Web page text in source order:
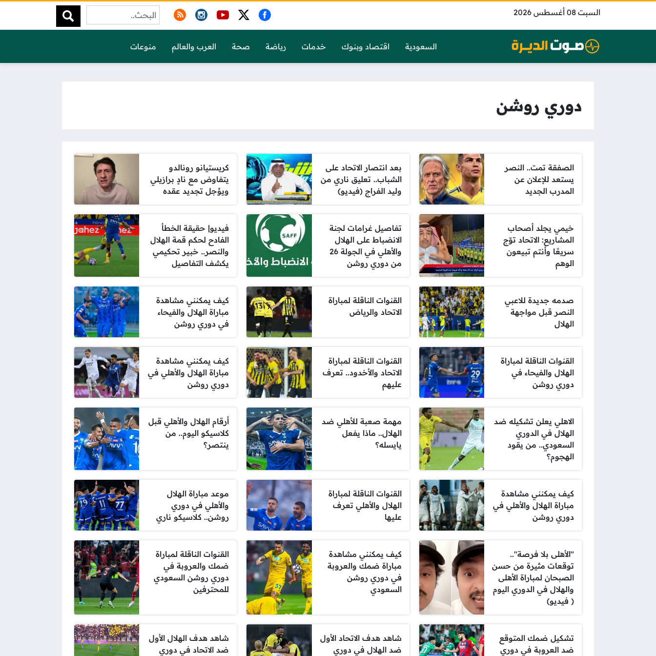
السبت 08 أغسطس 2026
السعودية اقتصاد وبنوك خدمات رياضة صحة العرب والعالم منوعات
دوري روشن
الصفقة تمت.. النصر
يستعد للإعلان عن
المدرب الجديد
بعد انتصار الاتحاد على
الشباب.. تعليق ناري من
وليد الفراج (فيديو)
كريستيانو رونالدو
يتفاوض مع نادٍ برازيلي
ويؤجل تجديد عقده
خيمي يجلد أصحاب
المشاريع: الاتحاد توّج
سريعًا وأنتم تبيعون
الوهم
تفاصيل غرامات لجنة
الانضباط على الهلال
والأهلي في الجولة 26
من دوري روشن
فيديو| حقيقة الخطأ
الفادح لحكم قمة الهلال
والنصر.. خبير تحكيمي
يكشف التفاصيل
صدمه جديدة للاعبي
النصر قبل مواجهة
الهلال
القنوات الناقلة لمباراة
الاتحاد والرياض
كيف يمكنني مشاهدة
مباراة الهلال والفيحاء
في دوري روشن
القنوات الناقلة لمباراة
الهلال والفيحاء في
دوري روشن
القنوات الناقلة لمباراة
الاتحاد والأخدود.. تعرف
عليهم
كيف يمكنني مشاهدة
مباراة الهلال والأهلي في
دوري روشن
الاهلي يعلن تشكيله ضد
الهلال في الدوري
السعودي.. من يقود
الهجوم؟
مهمة صعبة للأهلي ضد
الهلال.. ماذا يفعل
يايسله؟
أرقام الهلال والأهلي قبل
كلاسيكو اليوم.. من
ينتصر؟
كيف يمكنني مشاهدة
مباراة الهلال والأهلي في
دوري روشن
القنوات الناقلة لمباراة
الهلال والأهلي تعرف
عليها
موعد مباراة الهلال
والأهلي في دوري
روشن.. كلاسيكو ناري
"الأهلى بلا فرصة"..
توقعات مثيرة من حسن
الصبحان لمباراة الأهلى
والهلال في الدوري اليوم
( فيديو)
كيف يمكنني مشاهدة
مباراة ضمك والعروبة
في دوري روشن
السعودي
القنوات الناقلة لمباراة
ضمك والعروبة في
دوري روشن السعودي
للمحترفين
تشكيل ضمك المتوقع
ضد العروبة في دوري
شاهد هدف الاتحاد الأول
ضد الهلال في دوري
شاهد هدف الهلال الأول
ضد الاتحاد في دوري